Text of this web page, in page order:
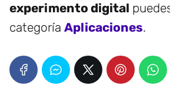
experimento digital
categoría Aplicaciones.